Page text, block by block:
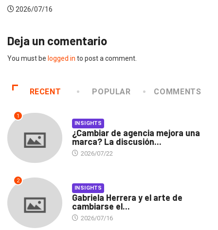
2026/07/16
Deja un comentario
You must be logged in to post a comment.
RECENT POPULAR COMMENTS
1
INSIGHTS
¿Cambiar de agencia mejora una
marca? La discusión...
2026/07/22
2
INSIGHTS
Gabriela Herrera y el arte de
cambiarse el...
2026/07/16